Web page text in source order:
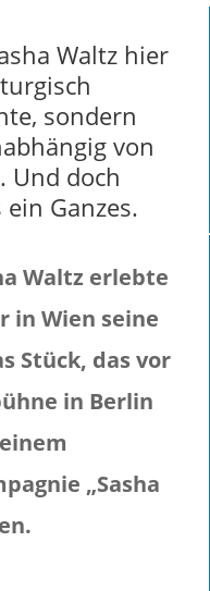
Waltz hier
sondern
von
Und doch
Ganzes.
Waltz erlebte
in Wien seine
Stück, das vor
in Berlin
„Sasha